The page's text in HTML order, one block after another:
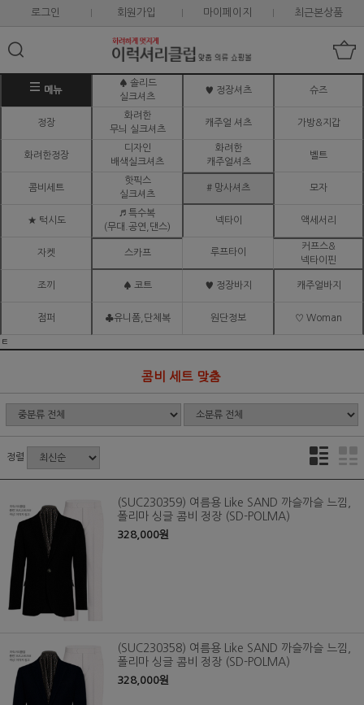
로그인 회원가입 마이페이지 최근본상품
메뉴
♠ 솔리드
실크셔츠
♥ 정장셔츠 슈즈
정장
화려한
무늬 실크셔츠
캐주얼 셔츠 가방&지갑
화려한정장
디자인
배색실크셔츠
화려한
캐주얼셔츠
벨트
콤비세트
핫픽스
실크셔츠
# 망사셔츠 모자
★ 턱시도
♬ 특수복
(무대.공연,댄스)
넥타이 액세서리
자켓 스카프 루프타이
커프스&
넥타이핀
조끼 ♠ 코트 ♥ 정장바지 캐주얼바지
점퍼 ♣유니폼,단체복 원단정보 ♡ Woman
ㅌ
콤비 세트 맞춤
정렬
(SUC230359) 여름용 Like SAND 까슬까슬 느낌,
폴리마 싱글 콤비 정장 (SD-POLMA)
328,000원
(SUC230358) 여름용 Like SAND 까슬까슬 느낌,
폴리마 싱글 콤비 정장 (SD-POLMA)
328,000원